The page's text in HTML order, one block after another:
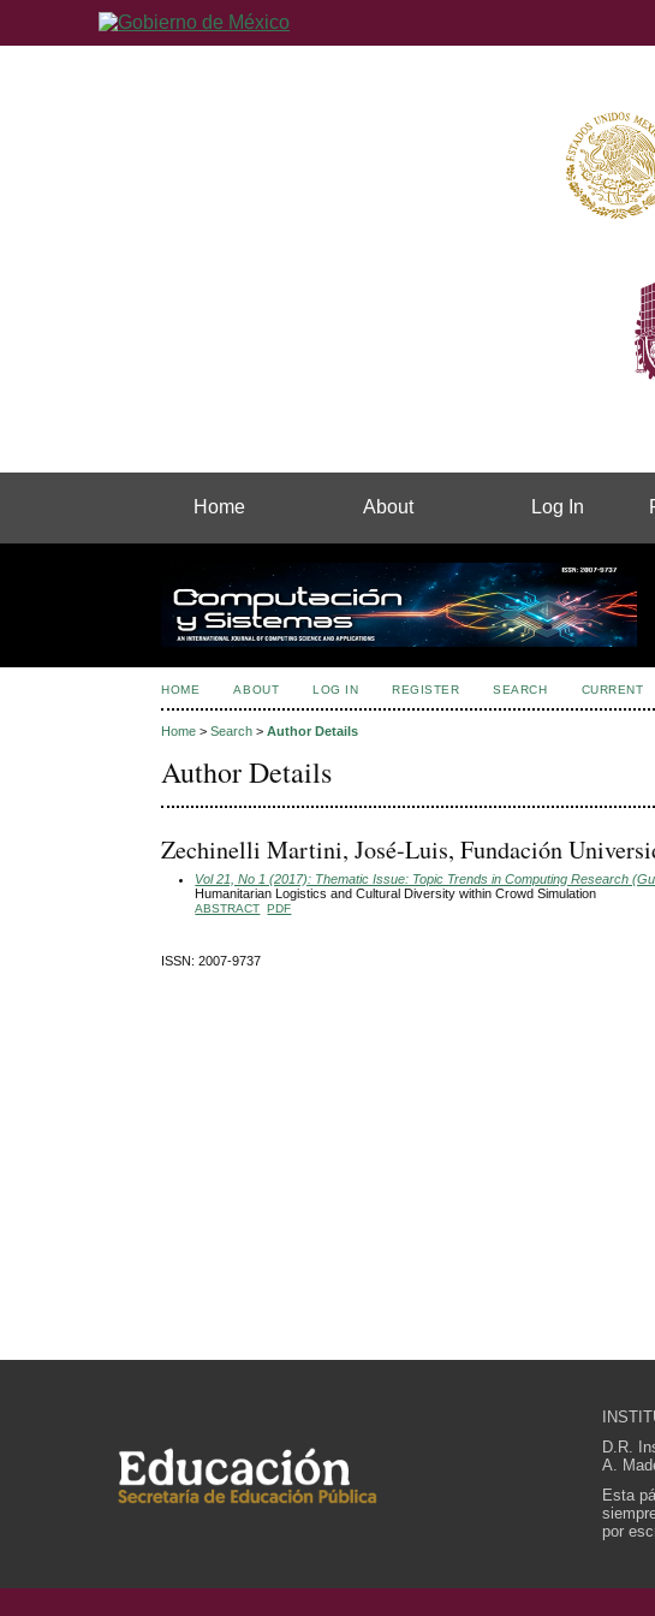
Home About Log In
HOME ABOUT LOG IN REGISTER SEARCH CURRENT
Home >Search >Author Details
Author Details
Zechinelli Martini, José-Luis, Fundación
Vol 21, No 1 (2017): Thematic Issue: Topic Trends in Computing Research
Humanitarian Logistics and Cultural Diversity within Crowd Simulation
ABSTRACT PDF
ISSN: 2007-9737
D.R.
A.
Esta
por